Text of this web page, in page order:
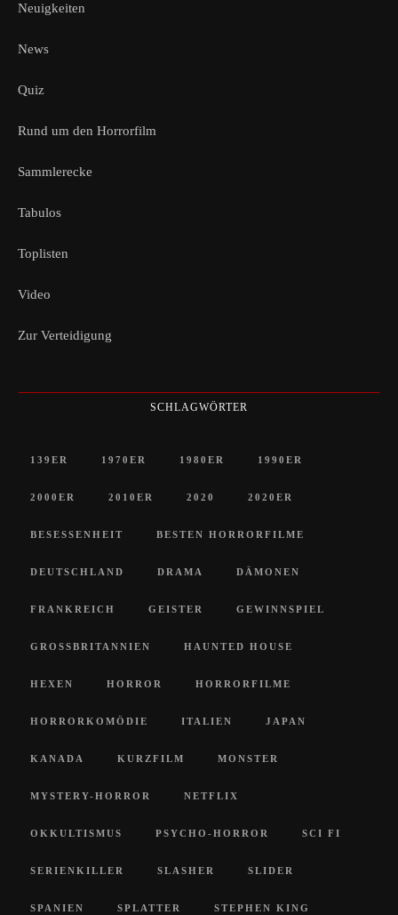
Neuigkeiten
News
Quiz
Rund um den Horrorfilm
Sammlerecke
Tabulos
Toplisten
Video
Zur Verteidigung
SCHLAGWÖRTER
139ER 1970ER 1980ER 1990ER
2000ER 2010ER 2020 2020ER
BESESSENHEIT BESTEN HORRORFILME
DEUTSCHLAND DRAMA DÄMONEN
FRANKREICH GEISTER GEWINNSPIEL
GROSSBRITANNIEN HAUNTED HOUSE
HEXEN HORROR HORRORFILME
HORRORKOMÖDIE ITALIEN JAPAN
KANADA KURZFILM MONSTER
MYSTERY-HORROR NETFLIX
OKKULTISMUS PSYCHO-HORROR SCI FI
SERIENKILLER SLASHER SLIDER
SPANIEN SPLATTER STEPHEN KING